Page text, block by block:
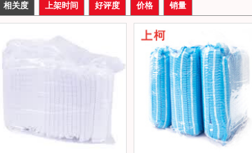
相关度 上架时间 好评度 价格 销量